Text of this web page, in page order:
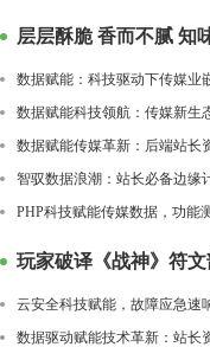
层层酥脆 香而不腻 知
数据赋能：科技驱动下传媒业
数据赋能科技领航：传媒新生
数据赋能传媒革新：后端站长
智驭数据浪潮：站长必备边缘
PHP科技赋能传媒数据，功能
玩家破译《战神》符
云安全科技赋能，故障应急速
数据驱动赋能技术革新：站长